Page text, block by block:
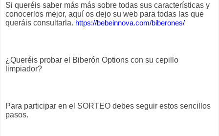
Si queréis saber más más sobre todas sus características y
conocerlos mejor, aquí os dejo su web para todas las que
queráis consultarla. https://bebeinnova.com/biberones/
¿Queréis probar el Biberón Options con su cepillo
limpiador?
Para participar en el SORTEO debes seguir estos sencillos
pasos.